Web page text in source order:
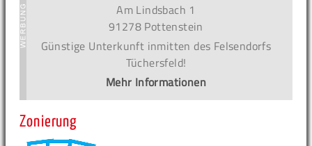
Am Lindsbach 1
91278 Pottenstein
Günstige Unterkunft inmitten des Felsendorfs
Tüchersfeld!
Mehr Informationen
Zonierung